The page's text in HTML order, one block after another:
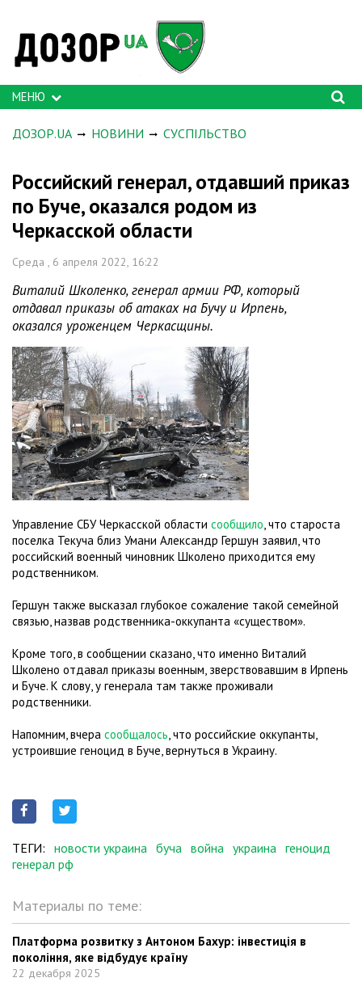
МЕНЮ
ДОЗОР.UA НОВИНИ СУСПІЛЬСТВО
Российский генерал, отдавший приказ
по Буче, оказался родом из
Черкасской области
Среда , 6 апреля 2022, 16:22
Виталий Школенко, генерал армии РФ, который
отдавал приказы об атаках на Бучу и Ирпень,
оказался уроженцем Черкасщины.
Управление СБУ Черкасской области сообщило, что староста
поселка Текуча близ Умани Александр Гершун заявил, что
российский военный чиновник Школено приходится ему
родственником.
Гершун также высказал глубокое сожаление такой семейной
связью, назвав родственника-оккупанта «существом».
Кроме того, в сообщении сказано, что именно Виталий
Школено отдавал приказы военным, зверствовавшим в Ирпень
и Буче. К слову, у генерала там также проживали
родственники.
Напомним, вчера сообщалось, что российские оккупанты,
устроившие геноцид в Буче, вернуться в Украину.
ТЕГИ: новости украина буча война украина геноцид
генерал рф
Материалы по теме:
Платформа розвитку з Антоном Бахур: інвестиція в
покоління, яке відбудує країну
22 декабря 2025